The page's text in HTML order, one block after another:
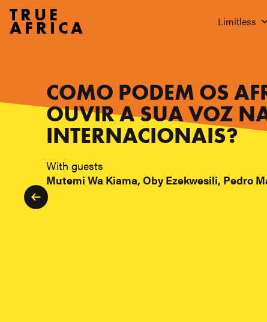
TRUE
AFRICA Limitless
COMO PODEM OS
OUVIR A SUA VOZ
INTERNACIONAIS?
With guests
Mutemi Wa Kiama, Oby Ezekwesili, Pedro